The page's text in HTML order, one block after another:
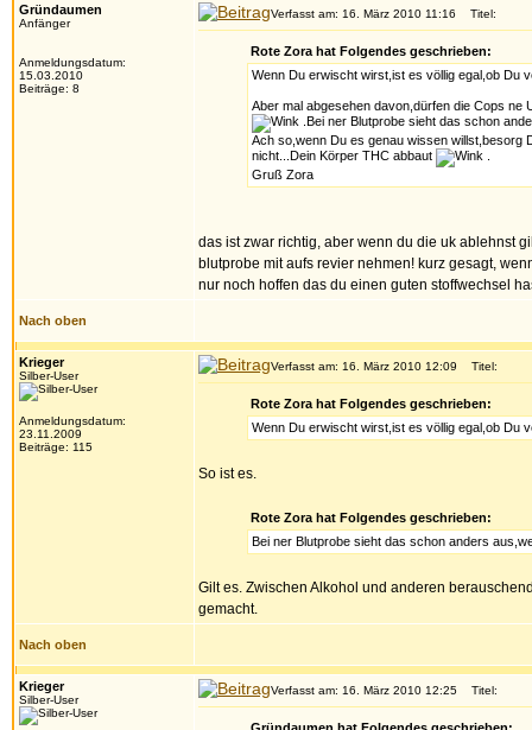
Gründaumen
Anfänger
Anmeldungsdatum:
15.03.2010
Beiträge: 8
Verfasst am: 16. März 2010 11:16 Titel:
Rote Zora hat Folgendes geschrieben:
Wenn Du erwischt wirst,ist es völlig egal,ob Du
Aber mal abgesehen davon,dürfen die Cops ne
.Bei ner Blutprobe sieht das schon
Ach so,wenn Du es genau wissen willst,besorg
nicht...Dein Körper THC abbaut
Gruß Zora
das ist zwar richtig, aber wenn du die uk ablehnst
blutprobe mit aufs revier nehmen! kurz gesagt,
nur noch hoffen das du einen guten stoffwechsel
Nach oben
Krieger
Silber-User
Anmeldungsdatum:
23.11.2009
Beiträge: 115
Verfasst am: 16. März 2010 12:09 Titel:
Rote Zora hat Folgendes geschrieben:
Wenn Du erwischt wirst,ist es völlig egal,ob Du
So ist es.
Rote Zora hat Folgendes geschrieben:
Bei ner Blutprobe sieht das schon anders
Gilt es. Zwischen Alkohol und anderen
gemacht.
Nach oben
Krieger
Silber-User
Verfasst am: 16. März 2010 12:25 Titel: